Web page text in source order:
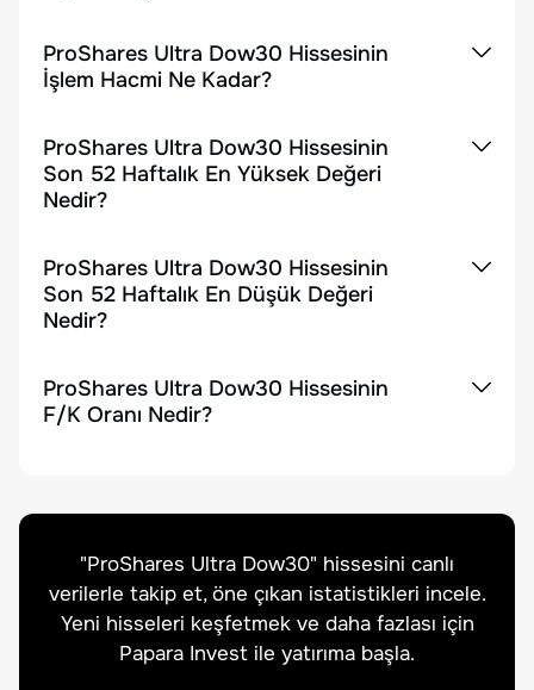
ProShares Ultra Dow30 Hissesinin
İşlem Hacmi Ne Kadar?
ProShares Ultra Dow30 Hissesinin
Son 52 Haftalık En Yüksek Değeri
Nedir?
ProShares Ultra Dow30 Hissesinin
Son 52 Haftalık En Düşük Değeri
Nedir?
ProShares Ultra Dow30 Hissesinin
F/K Oranı Nedir?
"ProShares Ultra Dow30" hissesini canlı
verilerle takip et, öne çıkan istatistikleri incele.
Yeni hisseleri keşfetmek ve daha fazlası için
Papara Invest ile yatırıma başla.